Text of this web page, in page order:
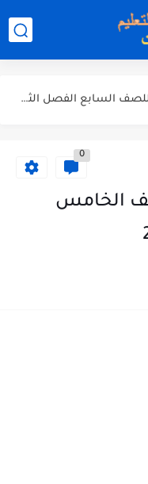
مذكرة التغذية في النباتات أحياء الصف الحادي عشر العلمي الفصل...
توزيع منهج العلوم للصف السابع الفصل الثاني 2025-2026
0
الخامس